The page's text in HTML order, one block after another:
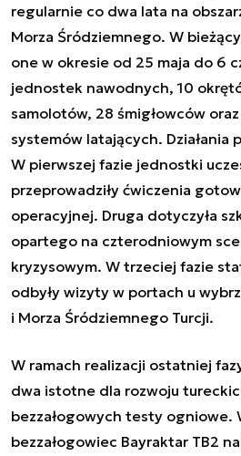
regularnie co dwa lata na
Morza Śródziemnego. W
one w okresie od 25 maja do 6
jednostek nawodnych, 10
samolotów, 28 śmigłowców
systemów latających. Działania
W pierwszej fazie jednostki
przeprowadziły ćwiczenia
operacyjnej. Druga dotyczyła
opartego na czterodniowym
kryzysowym. W trzeciej fazie
odbyły wizyty w portach u
i Morza Śródziemnego Turcji.
W ramach realizacji ostatniej
dwa istotne dla rozwoju
bezzałogowych testy ogniowe.
bezzałogowiec Bayraktar TB2